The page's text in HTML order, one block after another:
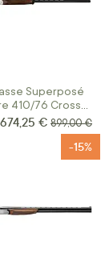
Superposé
410/76 Crosse
Prix Spécial
674,25 € Prix normal
899,00 €
-15%